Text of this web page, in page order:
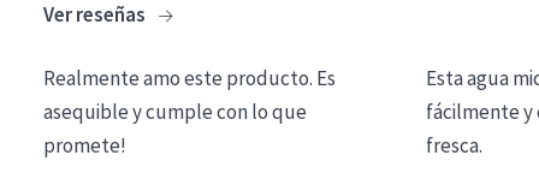
Piel sensible
Piel normal y seca
Ver reseñas
Realmente amo este producto. Es
asequible y cumple con lo que
promete!
Esta agua
fácilmente y
fresca.